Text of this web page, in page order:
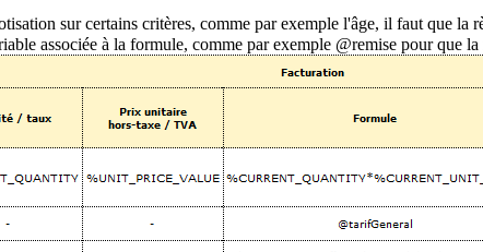
sur certains critères, comme par exemple l'âge, il faut que
associée à la formule, comme par exemple @remise pour que